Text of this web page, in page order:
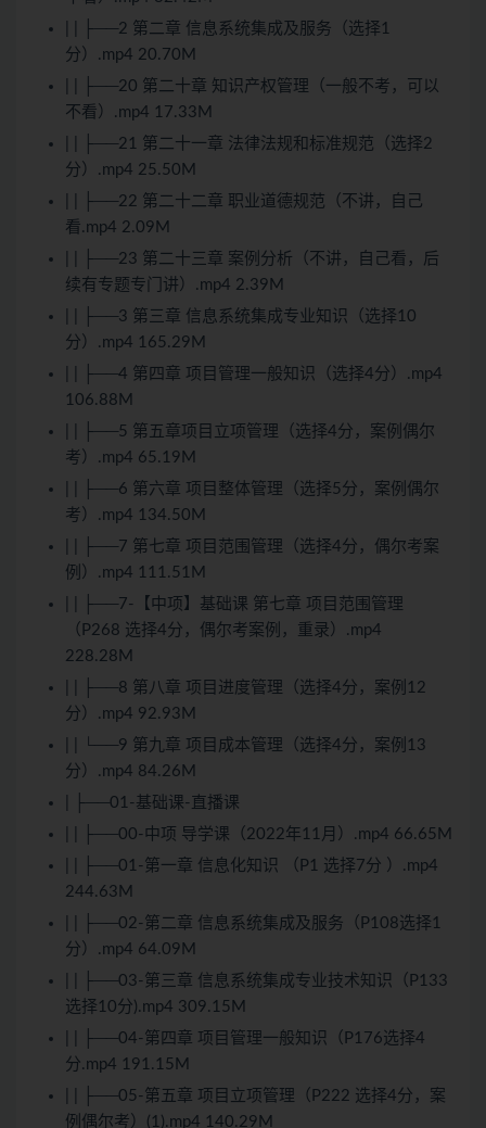
| | ├──2 第二章 信息系统集成及服务（选择1
分）.mp4 20.70M
| | ├──20 第二十章 知识产权管理（一般不考，可以
不看）.mp4 17.33M
| | ├──21 第二十一章 法律法规和标准规范（选择2
分）.mp4 25.50M
| | ├──22 第二十二章 职业道德规范（不讲，自己
看.mp4 2.09M
| | ├──23 第二十三章 案例分析（不讲，自己看，后
续有专题专门讲）.mp4 2.39M
| | ├──3 第三章 信息系统集成专业知识（选择10
分）.mp4 165.29M
| | ├──4 第四章 项目管理一般知识（选择4分）.mp4
106.88M
| | ├──5 第五章项目立项管理（选择4分，案例偶尔
考）.mp4 65.19M
| | ├──6 第六章 项目整体管理（选择5分，案例偶尔
考）.mp4 134.50M
| | ├──7 第七章 项目范围管理（选择4分，偶尔考案
例）.mp4 111.51M
| | ├──7-【中项】基础课 第七章 项目范围管理
（P268 选择4分，偶尔考案例，重录）.mp4
228.28M
| | ├──8 第八章 项目进度管理（选择4分，案例12
分）.mp4 92.93M
| | └──9 第九章 项目成本管理（选择4分，案例13
分）.mp4 84.26M
| ├──01-基础课-直播课
| | ├──00-中项 导学课（2022年11月）.mp4 66.65M
| | ├──01-第一章 信息化知识 （P1 选择7分 ）.mp4
244.63M
| | ├──02-第二章 信息系统集成及服务（P108选择1
分）.mp4 64.09M
| | ├──03-第三章 信息系统集成专业技术知识（P133
选择10分).mp4 309.15M
| | ├──04-第四章 项目管理一般知识（P176选择4
分.mp4 191.15M
| | ├──05-第五章 项目立项管理（P222 选择4分，案
例偶尔考）(1).mp4 140.29M